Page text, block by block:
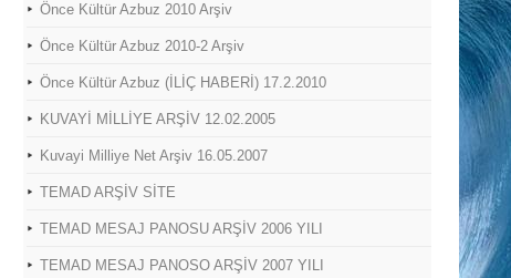
Önce Kültür Azbuz 2010 Arşiv
Önce Kültür Azbuz 2010-2 Arşiv
Önce Kültür Azbuz (İLİÇ HABERİ) 17.2.2010
KUVAYİ MİLLİYE ARŞİV 12.02.2005
Kuvayi Milliye Net Arşiv 16.05.2007
TEMAD ARŞİV SİTE
TEMAD MESAJ PANOSU ARŞİV 2006 YILI
TEMAD MESAJ PANOSO ARŞİV 2007 YILI